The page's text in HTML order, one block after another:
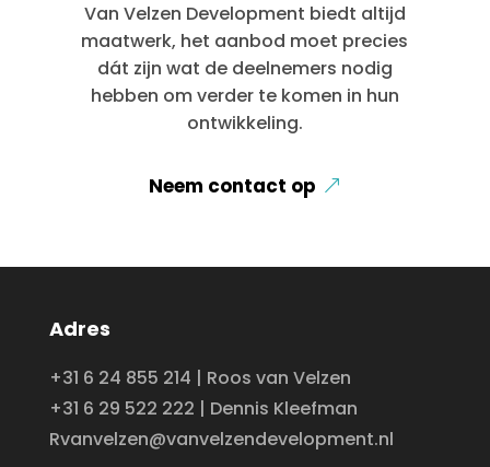
Van Velzen Development biedt altijd
maatwerk, het aanbod moet precies
dát zijn wat de deelnemers nodig
hebben om verder te komen in hun
ontwikkeling.
Neem contact op
Adres
+31 6 24 855 214 | Roos van Velzen
+31 6 29 522 222 | Dennis Kleefman
Rvanvelzen@vanvelzendevelopment.nl